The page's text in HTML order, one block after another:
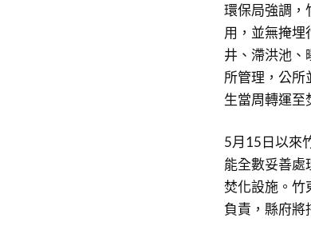
環保局強調，
用，並無掩
井、滯洪池、
所管理，公所
生當周轉運至
5月15日以來
能全數妥善處
焚化設施。竹
負責，縣府將